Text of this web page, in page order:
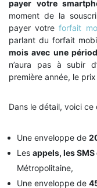
payer votre
moment de la
payer votreforfait
parlant du forfait
mois avec une
n’aura pas à subir
première année, le
Dans le détail, voici
Une enveloppe de
Les appels, les
Métropolitaine,
Une enveloppe de